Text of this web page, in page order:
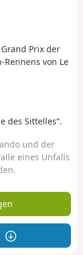
Prix der
Rennens von Le
des Sittelles“.
und der
eines Unfalls